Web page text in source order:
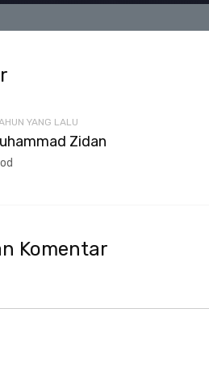
YANG LALU
Zidan
Komentar